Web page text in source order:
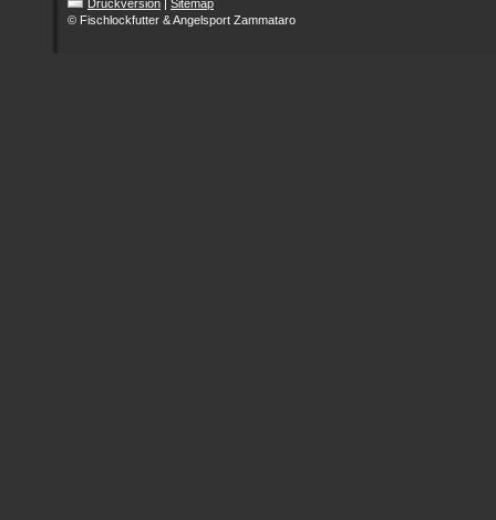
Druckversion | Sitemap
© Fischlockfutter & Angelsport Zammataro